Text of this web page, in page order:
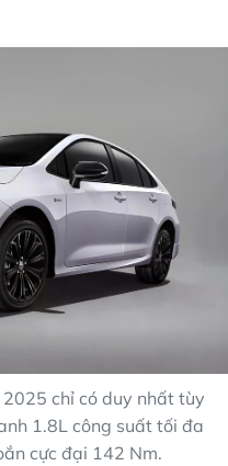
chỉ có duy nhất tùy
1.8L công suất tối đa
cực đại 142 Nm.